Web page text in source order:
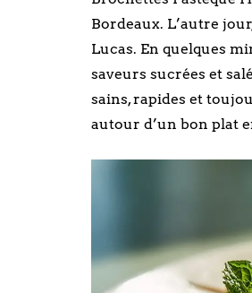
Bordeaux. L’autre
Lucas. En quelques
saveurs sucrées et
sains, rapides et
autour d’un bon plat